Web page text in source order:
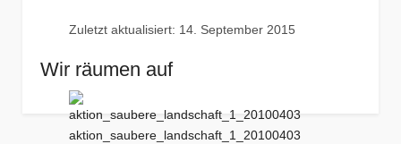
Zuletzt aktualisiert: 14. September 2015
Wir räumen auf
aktion_saubere_landschaft_1_20100403